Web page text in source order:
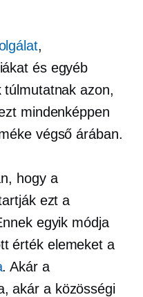
,
és egyéb
azon,
mindenképpen
végső árában.
hogy a
ezt a
egyik módja
értékelemeket a
. Akár a
akár a közösségi